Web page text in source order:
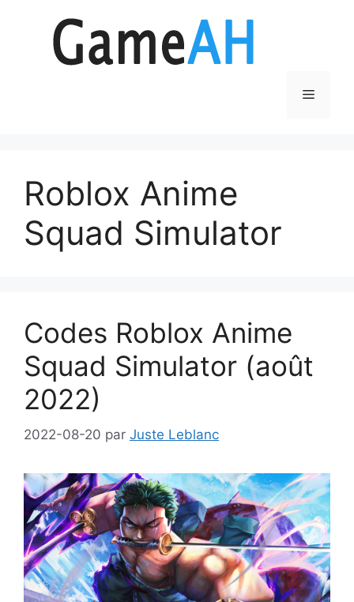
Menu
Roblox Anime
Squad Simulator
Codes Roblox Anime
Squad Simulator (août
2022)
2022-08-20 par Juste Leblanc